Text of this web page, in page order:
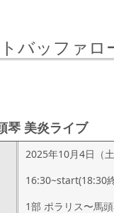
バッファロ
琴 美炎ライブ
2025年10月4日（土
16:30~start(18:30
1部 ポラリス〜馬